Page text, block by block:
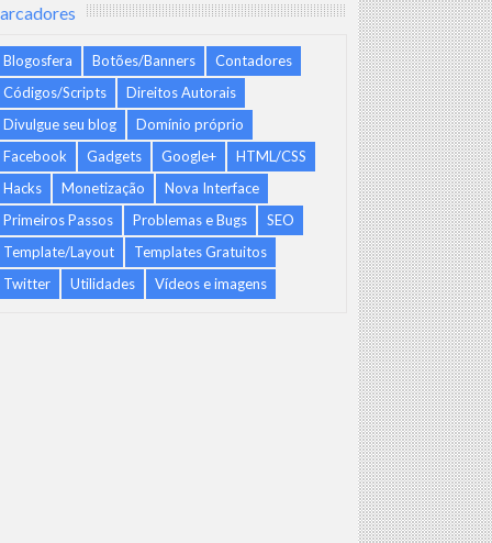
maximizando o retorno sobre o investimento em
configuração das campanhas. Isso envolve a criação de
de anúncios e links de destino, com o objetivo de maximizar a
Isso inclui a realização de testes A/B para avaliar
a posição dos anúncios e reduzir o custo por clique. A
custo por clique (CPC) e retorno sobre o investimento
sejam alocados de forma eficiente e que os objetivos de
Blogosfera Botões/Banners
Contadores
Códigos/Scripts
Direitos Autorais
Divulgue seu blog
Domínio próprio
Facebook
Gadgets Google+
HTML/CSS
Hacks
Monetização
Nova Interface
Primeiros Passos
Problemas e Bugs
SEO
Template/Layout
Templates Gratuitos
Twitter
Utilidades Vídeos e imagens